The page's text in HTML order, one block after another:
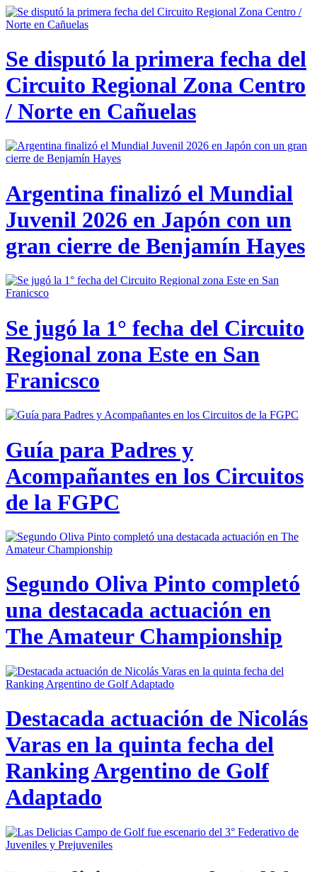
Se disputó la primera fecha del
Circuito Regional Zona Centro
/ Norte en Cañuelas
Argentina finalizó el Mundial
Juvenil 2026 en Japón con un
gran cierre de Benjamín Hayes
Se jugó la 1° fecha del Circuito
Regional zona Este en San
Franicsco
Guía para Padres y
Acompañantes en los Circuitos
de la FGPC
Segundo Oliva Pinto completó
una destacada actuación en
The Amateur Championship
Destacada actuación de Nicolás
Varas en la quinta fecha del
Ranking Argentino de Golf
Adaptado